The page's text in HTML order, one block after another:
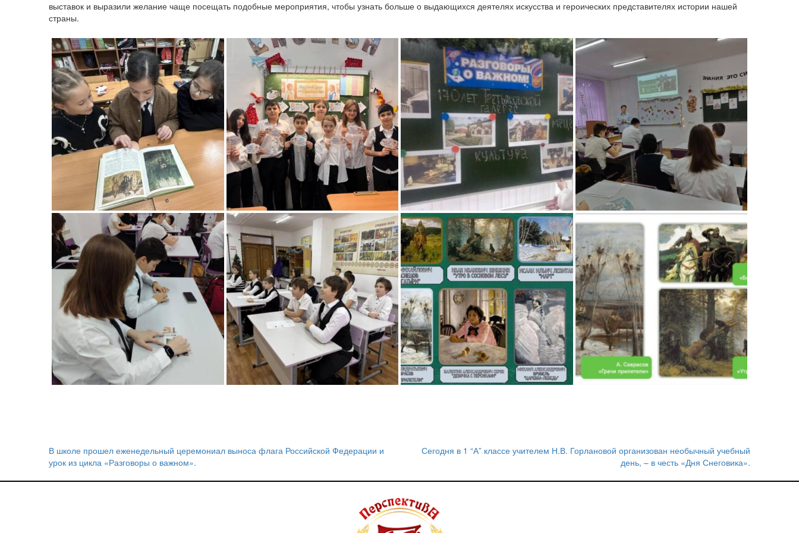
выставок и выразили желание чаще посещать подобные мероприятия, чтобы узнать больше о выдающихся деятелях искусства и героических представителях истории нашей
страны.
Навигация
по
В школе прошел еженедельный церемониал выноса флага Российской Федерации и
урок из цикла «Разговоры о важном».
Сегодня в 1 “А” классе учителем Н.В. Горлановой организован необычный учебный
день, – в честь «Дня Снеговика».